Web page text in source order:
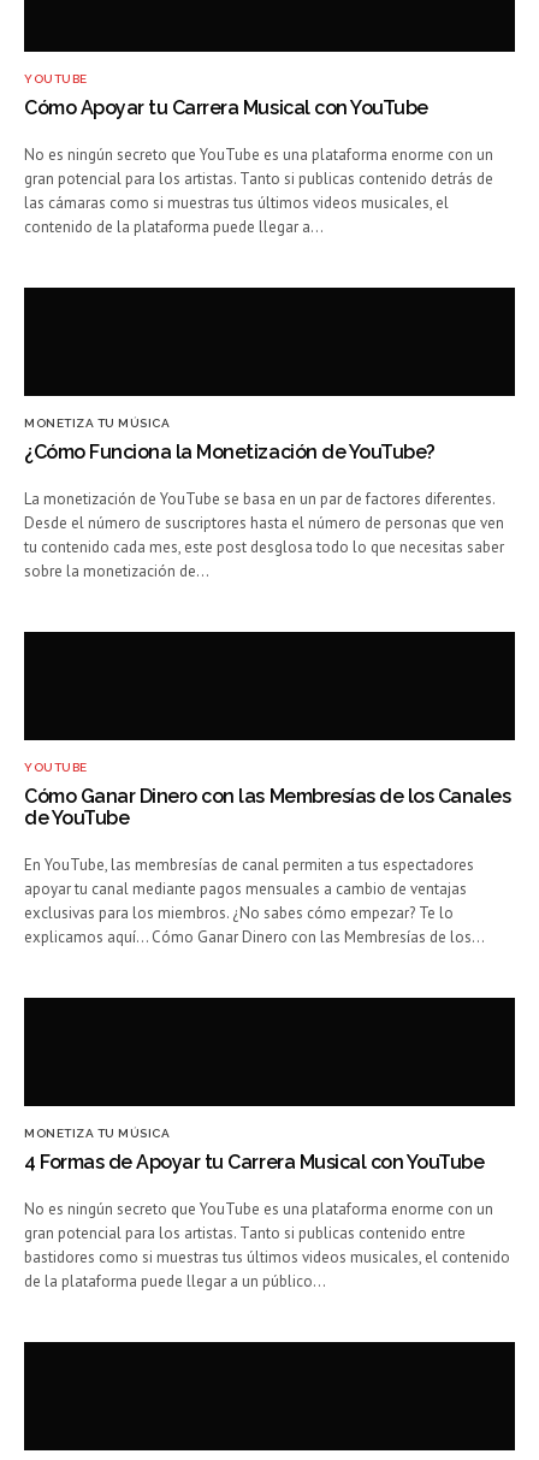
YOUTUBE
Cómo Apoyar tu Carrera Musical con YouTube
No es ningún secreto que YouTube es una plataforma enorme con un
gran potencial para los artistas. Tanto si publicas contenido detrás de
las cámaras como si muestras tus últimos videos musicales, el
contenido de la plataforma puede llegar a…
MONETIZA TU MÚSICA
¿Cómo Funciona la Monetización de YouTube?
La monetización de YouTube se basa en un par de factores diferentes.
Desde el número de suscriptores hasta el número de personas que ven
tu contenido cada mes, este post desglosa todo lo que necesitas saber
sobre la monetización de…
YOUTUBE
Cómo Ganar Dinero con las Membresías de los Canales
de YouTube
En YouTube, las membresías de canal permiten a tus espectadores
apoyar tu canal mediante pagos mensuales a cambio de ventajas
exclusivas para los miembros. ¿No sabes cómo empezar? Te lo
explicamos aquí… Cómo Ganar Dinero con las Membresías de los…
MONETIZA TU MÚSICA
4 Formas de Apoyar tu Carrera Musical con YouTube
No es ningún secreto que YouTube es una plataforma enorme con un
gran potencial para los artistas. Tanto si publicas contenido entre
bastidores como si muestras tus últimos videos musicales, el contenido
de la plataforma puede llegar a un público…